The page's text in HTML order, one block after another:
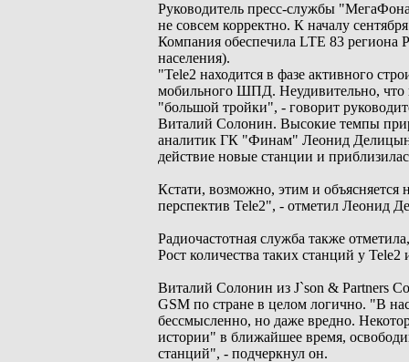
Руководитель пресс-службы
не совсем корректно. К началу
Компания обеспечила LTE 83 региона
населения).
"Tele2 находится в фазе активного
мобильного ШПД. Неудивительно, что
"большой тройки", - говорит
Виталий Солонин. Высокие темпы
аналитик ГК "Финам" Леонид Делицын.
действие новые станции и
Кстати, возможно, этим и объясняется
перспектив Tele2", - отметил Леонид
Радиочастотная служба также
Рост количества таких станций у
Виталий Солонин из J`son & Partners
GSM по стране в целом логично. "В
бессмысленно, но даже вредно.
истории" в ближайшее время,
станций", - подчеркнул он.